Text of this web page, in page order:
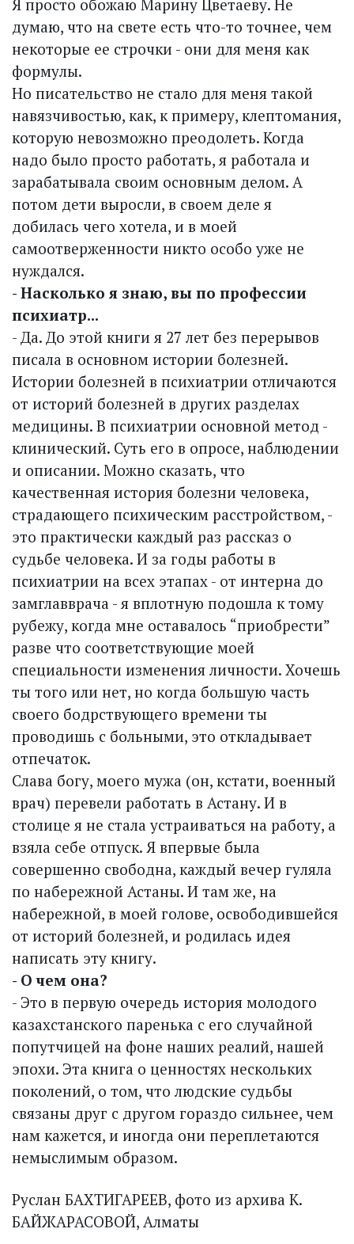
Я просто обожаю Марину Цветаеву. Не
думаю, что на свете есть что-то точнее, чем
некоторые ее строчки - они для меня как
формулы.
Но писательство не стало для меня такой
навязчивостью, как, к примеру, клептомания,
которую невозможно преодолеть. Когда
надо было просто работать, я работала и
зарабатывала своим основным делом. А
потом дети выросли, в своем деле я
добилась чего хотела, и в моей
самоотверженности никто особо уже не
нуждался.
- Насколько я знаю, вы по профессии
психиатр...
- Да. До этой книги я 27 лет без перерывов
писала в основном истории болезней.
Истории болезней в психиатрии отличаются
от историй болезней в других разделах
медицины. В психиатрии основной метод -
клинический. Суть его в опросе, наблюдении
и описании. Можно сказать, что
качественная история болезни человека,
страдающего психическим расстройством, -
это практически каждый раз рассказ о
судьбе человека. И за годы работы в
психиатрии на всех этапах - от интерна до
замглавврача - я вплотную подошла к тому
рубежу, когда мне оставалось “приобрести”
разве что соответствующие моей
специальности изменения личности. Хочешь
ты того или нет, но когда большую часть
своего бодрствующего времени ты
проводишь с больными, это откладывает
отпечаток.
Слава богу, моего мужа (он, кстати, военный
врач) перевели работать в Астану. И в
столице я не стала устраиваться на работу, а
взяла себе отпуск. Я впервые была
совершенно свободна, каждый вечер гуляла
по набережной Астаны. И там же, на
набережной, в моей голове, освободившейся
от историй болезней, и родилась идея
написать эту книгу.
- О чем она?
- Это в первую очередь история молодого
казахстанского паренька с его случайной
попутчицей на фоне наших реалий, нашей
эпохи. Эта книга о ценностях нескольких
поколений, о том, что людские судьбы
связаны друг с другом гораздо сильнее, чем
нам кажется, и иногда они переплетаются
немыслимым образом.
Руслан БАХТИГАРЕЕВ, фото из архива К.
БАЙЖАРАСОВОЙ, Алматы